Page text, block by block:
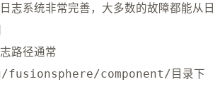
志系统非常完善，大多数的故障都能从日
路径通常
component/ 目录下